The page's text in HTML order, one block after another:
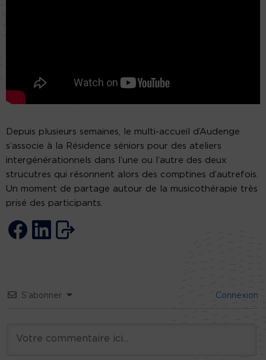
Depuis plusieurs semaines, le multi-accueil d’Audenge
s’associe à la Résidence séniors pour des ateliers
intergénérationnels dans l’une ou l’autre des deux
strucutres qui résonnent alors des comptines d’autrefois.
Un moment de partage autour de la musicothérapie très
prisé des participants.
S’abonner Connexion